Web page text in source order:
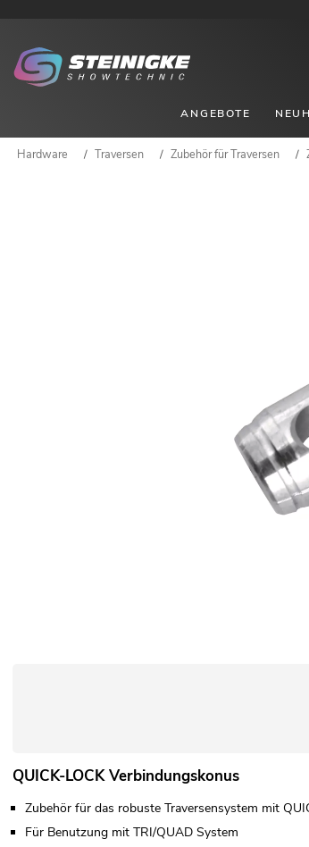
ANGEBOTE
Hardware / Traversen / Zubehör für Traversen /
QUICK-LOCK Verbindungskonus
Zubehör für das robuste Traversensystem mit
Für Benutzung mit TRI/QUAD System